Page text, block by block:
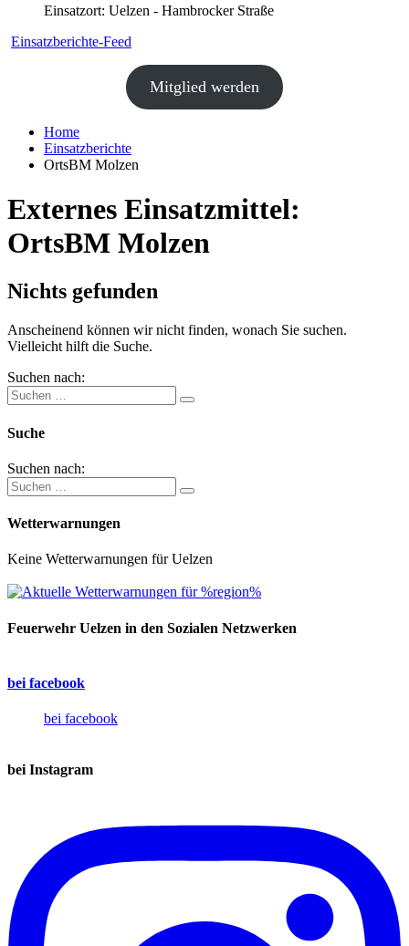
Einsatzort: Uelzen - Hambrocker Straße
Einsatzberichte-Feed
Mitglied werden
Home
Einsatzberichte
OrtsBM Molzen
Externes Einsatzmittel:
OrtsBM Molzen
Nichts gefunden
Anscheinend können wir nicht finden, wonach Sie suchen.
Vielleicht hilft die Suche.
Suchen nach:
Suche
Suchen nach:
Wetterwarnungen
Keine Wetterwarnungen für Uelzen
Feuerwehr Uelzen in den Sozialen Netzwerken
bei facebook
bei facebook
bei Instagram